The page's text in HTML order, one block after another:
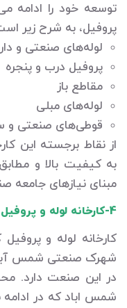
توسعه خود را ادامه
پروفیل، به شرح زیر
لوله‌های صنعتی و
پروفیل درب و پنجره
مقاطع باز
لوله‌های مبلی
قوطی‌های صنعتی و
از نقاط برجسته این
به کیفیت بالا و
مبنای نیازهای جامعه
4-کارخانه لوله و پروفیل کیهان
شهرک صنعتی شمس
در این صنعت دارد.
شمس اباد که در ادامه